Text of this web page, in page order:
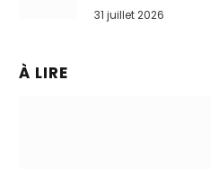
31 juillet 2026
À LIRE